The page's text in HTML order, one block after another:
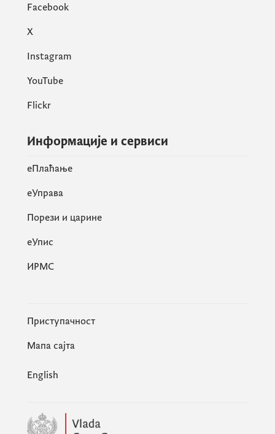
Facebook
X
Instagram
YouTube
Flickr
Информације и сервиси
eПлаћање
еУправа
Порези и царине
eУпис
ИРМС
Приступачност
Мапа сајта
English